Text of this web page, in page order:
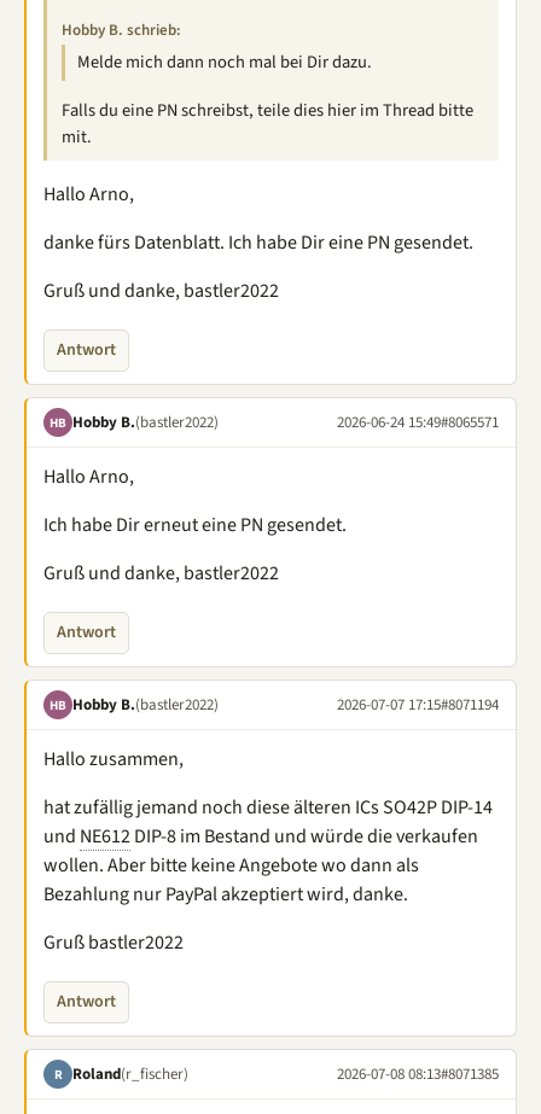
Hobby B. schrieb:
Melde mich dann noch mal bei Dir dazu.
Falls du eine PN schreibst, teile dies hier im Thread bitte
mit.
Hallo Arno,
danke fürs Datenblatt. Ich habe Dir eine PN gesendet.
Gruß und danke, bastler2022
Antwort
HB Hobby B.(bastler2022) 2026-06-24 15:49#8065571
Hallo Arno,
Ich habe Dir erneut eine PN gesendet.
Gruß und danke, bastler2022
Antwort
HB Hobby B.(bastler2022) 2026-07-07 17:15#8071194
Hallo zusammen,
hat zufällig jemand noch diese älteren ICs SO42P DIP-14
und NE612DIP-8 im Bestand und würde die verkaufen
wollen. Aber bitte keine Angebote wo dann als
Bezahlung nur PayPal akzeptiert wird, danke.
Gruß bastler2022
Antwort
R Roland(r_fischer) 2026-07-08 08:13#8071385